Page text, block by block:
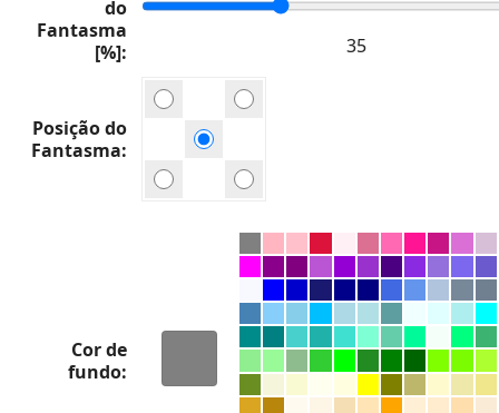
do
Fantasma
[%]
Posição do
Fantasma
Cor de
fundo